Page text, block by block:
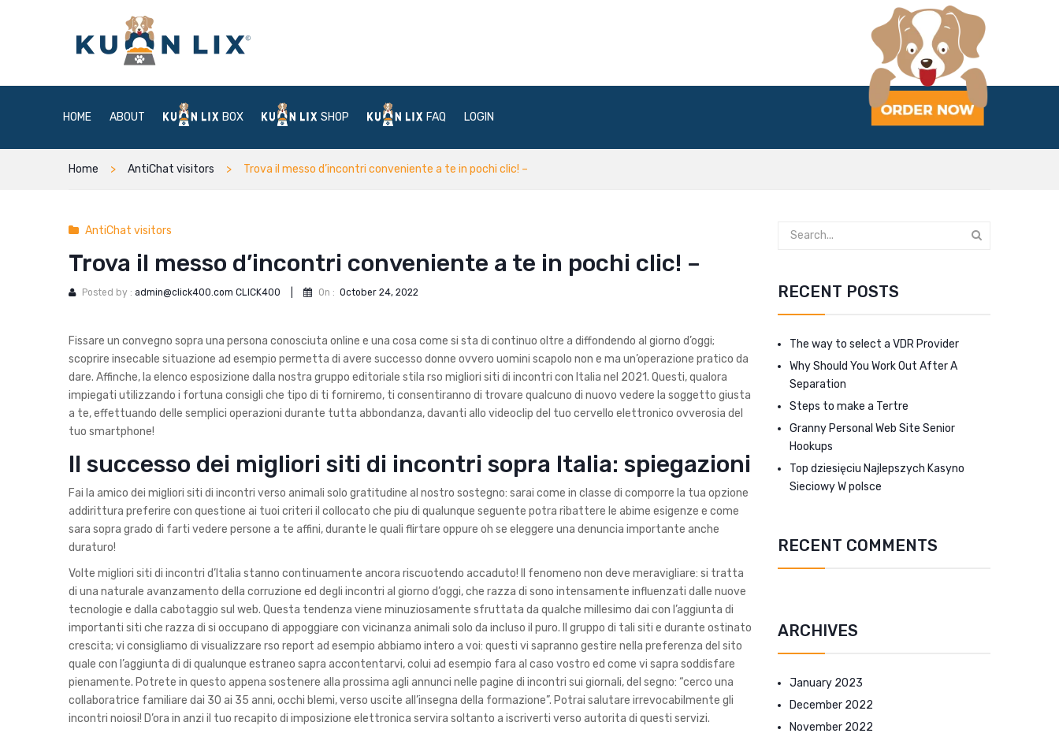
HOME ABOUT BOX SHOP FAQ LOGIN
Home AntiChat visitors Trova il messo d’incontri conveniente a te in pochi clic! –
AntiChat visitors
Trova il messo d’incontri conveniente a te in pochi clic! –
Posted by : admin@click400.com CLICK400 On : October 24, 2022
Fissare un convegno sopra una persona conosciuta online e una cosa come si sta di continuo oltre a diffondendo al giorno d’oggi;
scoprire insecable situazione ad esempio permetta di avere successo donne ovvero uomini scapolo non e ma un’operazione pratico da
dare. Affinche, la elenco esposizione dalla nostra gruppo editoriale stila rso migliori siti di incontri con Italia nel 2021. Questi, qualora
impiegati utilizzando i fortuna consigli che tipo di ti forniremo, ti consentiranno di trovare qualcuno di nuovo vedere la soggetto giusta
a te, effettuando delle semplici operazioni durante tutta abbondanza, davanti allo videoclip del tuo cervello elettronico ovverosia del
tuo smartphone!
Il successo dei migliori siti di incontri sopra Italia: spiegazioni
Fai la amico dei migliori siti di incontri verso animali solo gratitudine al nostro sostegno: sarai come in classe di comporre la tua opzione
addirittura preferire con questione ai tuoi criteri il collocato che piu di qualunque seguente potra ribattere le abime esigenze e come
sara sopra grado di farti vedere persone a te affini, durante le quali flirtare oppure oh se eleggere una denuncia importante anche
duraturo!
Volte migliori siti di incontri d’Italia stanno continuamente ancora riscuotendo accaduto! Il fenomeno non deve meravigliare: si tratta
di una naturale avanzamento della corruzione ed degli incontri al giorno d’oggi, che razza di sono intensamente influenzati dalle nuove
tecnologie e dalla cabotaggio sul web. Questa tendenza viene minuziosamente sfruttata da qualche millesimo dai con l’aggiunta di
importanti siti che razza di si occupano di appoggiare con vicinanza animali solo da incluso il puro. Il gruppo di tali siti e durante ostinato
crescita; vi consigliamo di visualizzare rso report ad esempio abbiamo intero a voi: questi vi sapranno gestire nella preferenza del sito
quale con l’aggiunta di di qualunque estraneo sapra accontentarvi, colui ad esempio fara al caso vostro ed come vi sapra soddisfare
pienamente. Potrete in questo appena sostenere alla prossima agli annunci nelle pagine di incontri sui giornali, del segno: “cerco una
collaboratrice familiare dai 30 ai 35 anni, occhi blemi, verso uscite all’insegna della formazione”. Potrai salutare irrevocabilmente gli
incontri noiosi! D’ora in anzi il tuo recapito di imposizione elettronica servira soltanto a iscriverti verso autorita di questi servizi.
RECENT POSTS
The way to select a VDR Provider
Why Should You Work Out After A
Separation
Steps to make a Tertre
Granny Personal Web Site Senior
Hookups
Top dziesięciu Najlepszych Kasyno
Sieciowy W polsce
RECENT COMMENTS
ARCHIVES
January 2023
December 2022
November 2022